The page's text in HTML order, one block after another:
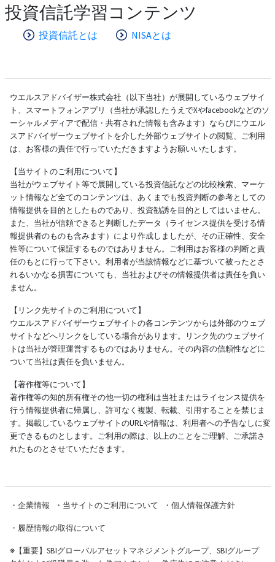
投資信託学習コンテンツ
投資信託とは NISAとは
ウエルスアドバイザー株式会社（以下当社）が展開しているウェブサイ
ト、スマートフォンアプリ（当社が承認したうえでXやfacebookなどのソ
ーシャルメディアで配信・共有された情報も含みます）ならびにウエル
スアドバイザーウェブサイトを介した外部ウェブサイトの閲覧、ご利用
は、お客様の責任で行っていただきますようお願いいたします。
【当サイトのご利用について】
当社がウェブサイト等で展開している投資信託などの比較検索、マーケ
ット情報など全てのコンテンツは、あくまでも投資判断の参考としての
情報提供を目的としたものであり、投資勧誘を目的としてはいません。
また、当社が信頼できると判断したデータ（ライセンス提供を受ける情
報提供者のものも含みます）により作成しましたが、その正確性、安全
性等について保証するものではありません。ご利用はお客様の判断と責
任のもとに行って下さい。利用者が当該情報などに基づいて被ったとさ
れるいかなる損害についても、当社およびその情報提供者は責任を負い
ません。
【リンク先サイトのご利用について】
ウエルスアドバイザーウェブサイトの各コンテンツからは外部のウェブ
サイトなどへリンクをしている場合があります。リンク先のウェブサイ
トは当社が管理運営するものではありません。その内容の信頼性などに
ついて当社は責任を負いません。
【著作権等について】
著作権等の知的所有権その他一切の権利は当社またはライセンス提供を
行う情報提供者に帰属し、許可なく複製、転載、引用することを禁じま
す。掲載しているウェブサイトのURLや情報は、利用者への予告なしに変
更できるものとします。ご利用の際は、以上のことをご理解、ご承諾さ
れたものとさせていただきます。
・ 企業情報 ・ 当サイトのご利用について ・ 個人情報保護方針
・ 履歴情報の取得について
※【重要】SBIグローバルアセットマネジメントグループ、SBIグループ